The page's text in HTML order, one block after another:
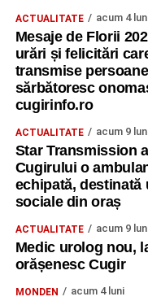
ACTUALITATE acum 4
Mesaje de Florii
urări și felicitări
transmise
sărbătoresc
cugirinfo.ro
ACTUALITATE acum 9
Star Transmission
Cugirului o
echipată, destinată
sociale din oraș
ACTUALITATE acum 9
Medic urolog nou,
orășenesc Cugir
MONDEN acum 4 luni